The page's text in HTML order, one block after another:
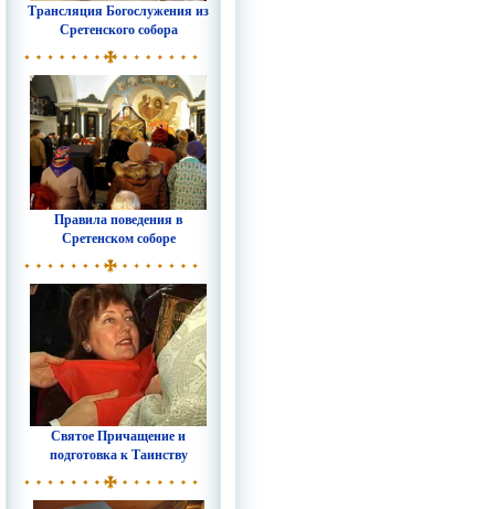
Трансляция Богослужения из
Сретенского собора
Правила поведения в
Сретенском соборе
Святое Причащение и
подготовка к Таинству